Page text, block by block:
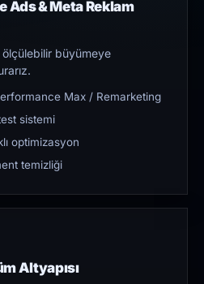
Ads & Meta Reklam
büyümeye
Max / Remarketing
sistemi
optimizasyon
temizliği
Altyapısı